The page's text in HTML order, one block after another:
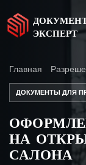
ЭКСПЕРТ
Главная
ДОКУМЕНТЫ ДЛЯ
НА
САЛОНА